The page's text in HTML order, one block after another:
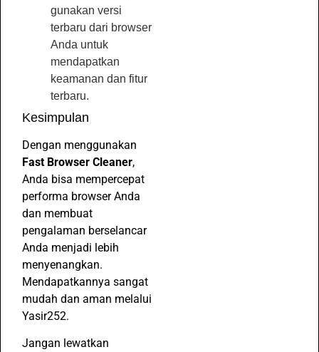
gunakan versi
terbaru dari browser
Anda untuk
mendapatkan
keamanan dan fitur
terbaru.
Kesimpulan
Dengan menggunakan
Fast Browser Cleaner,
Anda bisa mempercepat
performa browser Anda
dan membuat
pengalaman berselancar
Anda menjadi lebih
menyenangkan.
Mendapatkannya sangat
mudah dan aman melalui
Yasir252.
Jangan lewatkan